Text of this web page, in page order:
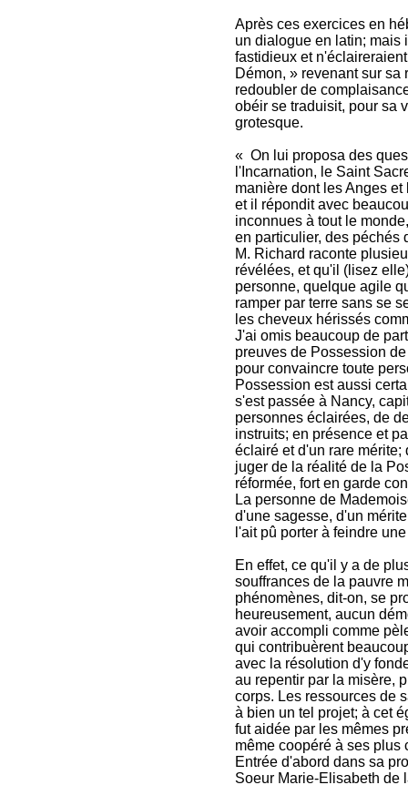
Après ces exercices en
un dialogue en latin; mais
fastidieux et
Démon, » revenant sur
redoubler de
obéir se traduisit, pour sa
grotesque.
« On lui proposa des
l'Incarnation, le Saint
manière dont les Anges
et il répondit avec
inconnues à tout le
en particulier, des péchés
M. Richard raconte
révélées, et qu'il (lisez
personne, quelque agile
ramper par terre sans se
les cheveux hérissés
J'ai omis beaucoup de
preuves de Possession
pour convaincre toute
Possession est aussi
s'est passée à Nancy,
personnes éclairées, de
instruits; en présence et
éclairé et d'un rare
juger de la réalité de la
réformée, fort en garde
La personne de
d'une sagesse, d'un
l'ait pû porter à feindre
En effet, ce qu'il y a de
souffrances de la pauvre
phénomènes, dit-on, se
heureusement, aucun
avoir accompli comme
qui contribuèrent
avec la résolution d'y
au repentir par la misère,
corps. Les ressources de
à bien un tel projet; à cet
fut aidée par les mêmes
même coopéré à ses plus
Entrée d'abord dans sa
Soeur Marie-Elisabeth de